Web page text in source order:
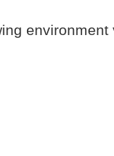
environment